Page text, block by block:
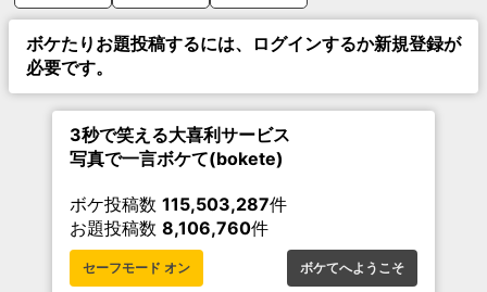
ボケたりお題投稿するには、ログインするか新規登録が
必要です。
3秒で笑える大喜利サービス
写真で一言ボケて(bokete)
ボケ投稿数 115,503,287件
お題投稿数 8,106,760件
セーフモード オン ボケてへようこそ